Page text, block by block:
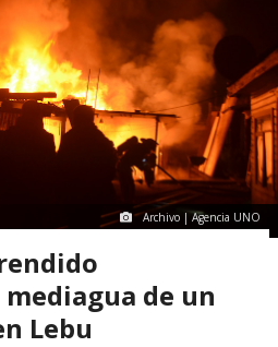
Archivo | Agencia UNO
de un
Lebu